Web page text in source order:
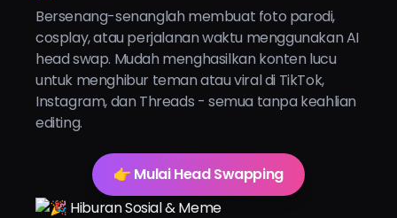
Bersenang-senanglah membuat foto parodi,
cosplay, atau perjalanan waktu menggunakan AI
head swap. Mudah menghasilkan konten lucu
untuk menghibur teman atau viral di TikTok,
Instagram, dan Threads - semua tanpa keahlian
editing.
👉 Mulai Head Swapping